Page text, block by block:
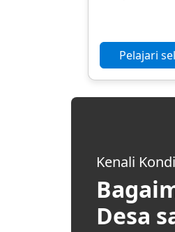
Pelajari
Kenali
Desa